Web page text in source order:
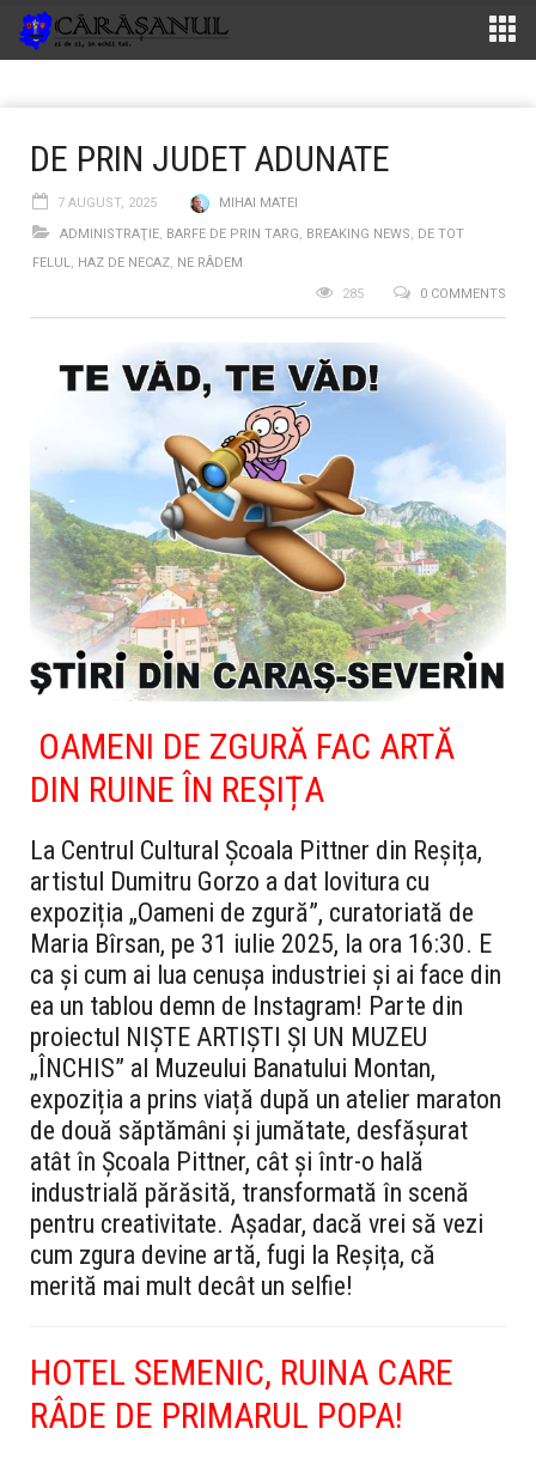
DE PRIN JUDET ADUNATE
7 AUGUST, 2025
MIHAI MATEI
ADMINISTRAŢIE, BARFE DE PRIN TARG, BREAKING NEWS, DE TOT
FELUL, HAZ DE NECAZ, NE RÂDEM
0 COMMENTS
285
OAMENI DE ZGURĂ FAC ARTĂ
DIN RUINE ÎN REȘIȚA
La Centrul Cultural Școala Pittner din Reșița,
artistul Dumitru Gorzo a dat lovitura cu
expoziția „Oameni de zgură”, curatoriată de
Maria Bîrsan, pe 31 iulie 2025, la ora 16:30. E
ca și cum ai lua cenușa industriei și ai face din
ea un tablou demn de Instagram! Parte din
proiectul NIȘTE ARTIȘTI ȘI UN MUZEU
„ÎNCHIS” al Muzeului Banatului Montan,
expoziția a prins viață după un atelier maraton
de două săptămâni și jumătate, desfășurat
atât în Școala Pittner, cât și într-o hală
industrială părăsită, transformată în scenă
pentru creativitate. Așadar, dacă vrei să vezi
cum zgura devine artă, fugi la Reșița, că
merită mai mult decât un selfie!
HOTEL SEMENIC, RUINA CARE
RÂDE DE PRIMARUL POPA!